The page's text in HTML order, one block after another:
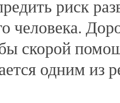
риск
человека.
скорой
одним